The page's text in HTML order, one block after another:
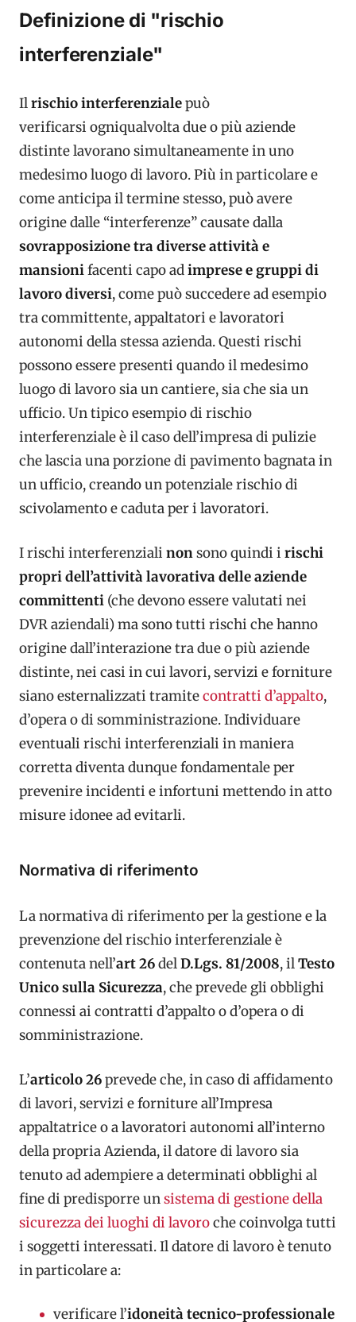
Definizione di "rischio
interferenziale"
Ilrischio interferenzialepuò
verificarsi ogniqualvolta due o più aziende
distinte lavorano simultaneamente in uno
medesimo luogo di lavoro. Più in particolare e
come anticipa il termine stesso, può avere
origine dalle “interferenze” causate dalla
sovrapposizione tra diverse attività e
mansionifacenti capo adimprese e gruppi di
lavoro diversi, come può succedere ad esempio
tra committente, appaltatori e lavoratori
autonomi della stessa azienda. Questi rischi
possono essere presenti quando il medesimo
luogo di lavoro sia un cantiere, sia che sia un
ufficio. Un tipico esempio di rischio
interferenziale è il caso dell’impresa di pulizie
che lascia una porzione di pavimento bagnata in
un ufficio, creando un potenziale rischio di
scivolamento e caduta per i lavoratori.
I rischi interferenziali nonsono quindi i rischi
propri dell’attività lavorativa delle aziende
committenti (che devono essere valutati nei
DVR aziendali) ma sono tutti rischi che hanno
origine dall’interazione tra due o più aziende
distinte, nei casi in cui lavori, servizi e forniture
siano esternalizzati tramitecontratti d’appalto,
d’opera o di somministrazione. Individuare
eventuali rischi interferenziali in maniera
corretta diventa dunque fondamentale per
prevenire incidenti e infortuni mettendo in atto
misure idonee ad evitarli.
Normativa di riferimento
La normativa di riferimento per la gestione e la
prevenzione del rischio interferenziale è
contenuta nell’art 26delD.Lgs. 81/2008, ilTesto
Unico sulla Sicurezza, che prevede gli obblighi
connessi ai contratti d’appalto o d’opera o di
somministrazione.
L’articolo 26prevede che, in caso di affidamento
di lavori, servizi e forniture all’Impresa
appaltatrice o a lavoratori autonomi all’interno
della propria Azienda, il datore di lavoro sia
tenuto ad adempiere a determinati obblighi al
fine di predisporre unsistema di gestione della
sicurezza dei luoghi di lavoroche coinvolga tutti
i soggetti interessati. Il datore di lavoro è tenuto
in particolare a:
verificare l’idoneità tecnico-professionale